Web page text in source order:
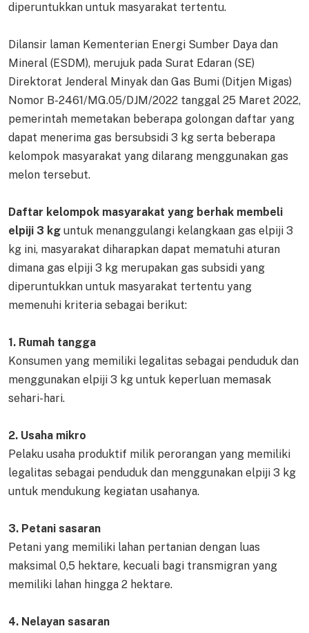
diperuntukkan untuk masyarakat tertentu.
Dilansir laman Kementerian Energi Sumber Daya dan
Mineral (ESDM), merujuk pada Surat Edaran (SE)
Direktorat Jenderal Minyak dan Gas Bumi (Ditjen Migas)
Nomor B-2461/MG.05/DJM/2022 tanggal 25 Maret 2022,
pemerintah memetakan beberapa golongan daftar yang
dapat menerima gas bersubsidi 3 kg serta beberapa
kelompok masyarakat yang dilarang menggunakan gas
melon tersebut.
Daftar kelompok masyarakat yang berhak membeli
elpiji 3 kg untuk menanggulangi kelangkaan gas elpiji 3
kg ini, masyarakat diharapkan dapat mematuhi aturan
dimana gas elpiji 3 kg merupakan gas subsidi yang
diperuntukkan untuk masyarakat tertentu yang
memenuhi kriteria sebagai berikut:
1. Rumah tangga
Konsumen yang memiliki legalitas sebagai penduduk dan
menggunakan elpiji 3 kg untuk keperluan memasak
sehari-hari.
2. Usaha mikro
Pelaku usaha produktif milik perorangan yang memiliki
legalitas sebagai penduduk dan menggunakan elpiji 3 kg
untuk mendukung kegiatan usahanya.
3. Petani sasaran
Petani yang memiliki lahan pertanian dengan luas
maksimal 0,5 hektare, kecuali bagi transmigran yang
memiliki lahan hingga 2 hektare.
4. Nelayan sasaran